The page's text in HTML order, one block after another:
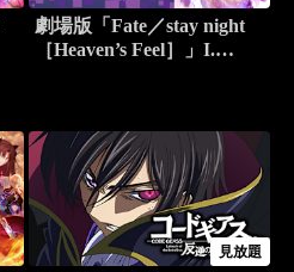
劇場版「Fate／stay night
［Heaven’s Feel］」I.
見放題